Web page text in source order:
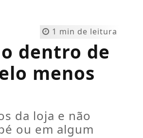
1 min de leitura
dentro de
menos
da loja e não
ou em algum